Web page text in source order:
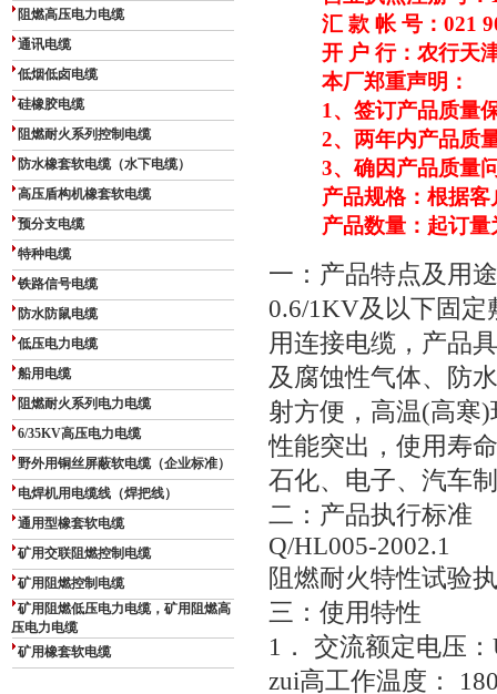
阻燃高压电力电缆
通讯电缆
低烟低卤电缆
硅橡胶电缆
阻燃耐火系列控制电缆
防水橡套软电缆（水下电缆）
高压盾构机橡套软电缆
预分支电缆
特种电缆
铁路信号电缆
防水防鼠电缆
低压电力电缆
船用电缆
阻燃耐火系列电力电缆
6/35KV高压电力电缆
野外用铜丝屏蔽软电缆（企业标准）
电焊机用电缆线（焊把线）
通用型橡套软电缆
矿用交联阻燃控制电缆
矿用阻燃控制电缆
矿用阻燃低压电力电缆，矿用阻燃高
压电力电缆
矿用橡套软电缆
汇 款 帐 号：021
开 户 行：农行天
本厂郑重声明：
1 、签订产品质量
2、两年内产品质
3、确因产品质量
产品规格：根据
产品数量：起订量
一：产品特点及用
0.6/1KV及以下固定
用连接电缆，产品
及腐蚀性气体、防
射方便，高温(高寒
性能突出，使用寿
石化、电子、汽车
二：产品执行标准
Q/HL005-2002.1
阻燃耐火特性试验
三：使用特性
1． 交流额定电压
zui高工作温度：